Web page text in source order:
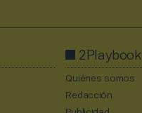
2Playbook
Quiénes somos
Redacción